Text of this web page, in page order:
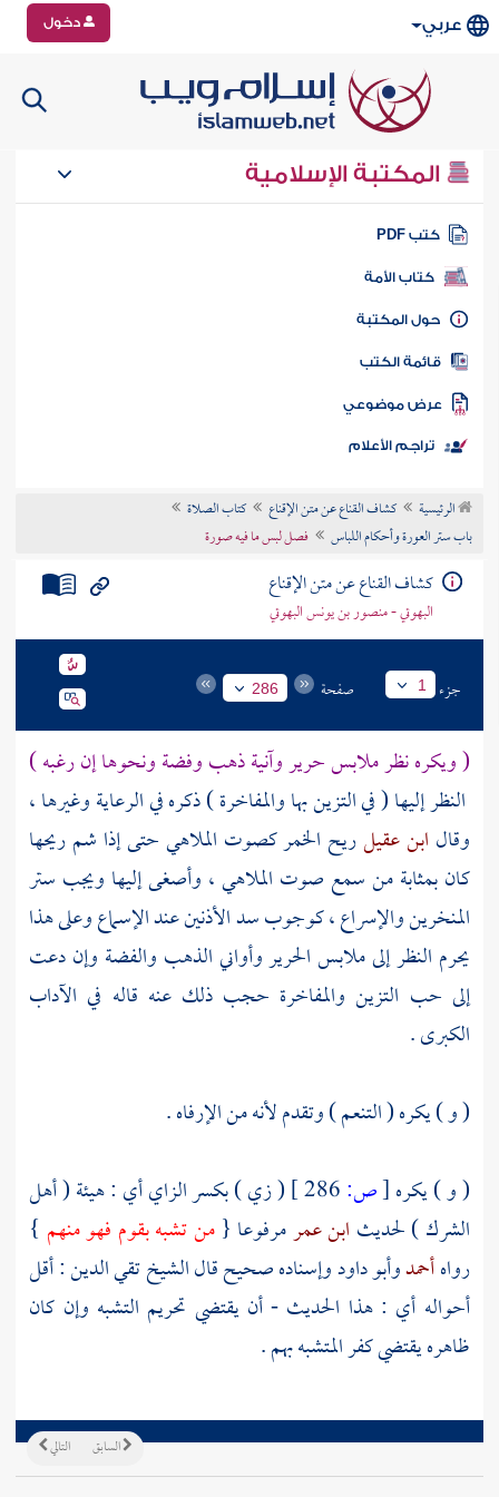
عربي دخول
المكتبة الإسلامية
كتب PDF
كتاب الأمة
المكتبة
الكتب
موضوعي
تراجم الأعلام
الرئيسية كشاف القناع عن متن الإقناع
كتاب الصلاة
باب ستر العورة وأحكام اللباس
فصل لبس ما فيه صورة
كشاف القناع عن متن الإقناع
البهوتي - منصور بن يونس البهوتي
جزء 1 صفحة 286
( ويكره نظر ملابس حرير وآنية ذهب وفضة ونحوها إن رغبه )
النظر إليها ( في التزين بها والمفاخرة ) ذكره في الرعاية وغيرها ،
وقال ابن عقيلريح الخمر كصوت الملاهي حتى إذا شم ريحها
كان بمثابة من سمع صوت الملاهي ، وأصغى إليها ويجب ستر
المنخرين والإسراع ، كوجوب سد الأذنين عند الإسماع وعلى هذا
يحرم النظر إلى ملابس الحرير وأواني الذهب والفضة وإن دعت
إلى حب التزين والمفاخرة حجب ذلك عنه قاله في الآداب
الكبرى .
( و ) يكره ( التنعم ) وتقدم لأنه من الإرفاه .
( و ) يكره[ص:
( زي ) بكسر الزاي أي : هيئة ( أهل
الشرك ) لحديث ابن عمرمرفوعا {من تشبه بقوم فهو منهم }
رواهأحمدوأبو داودوإسناده صحيح قال الشيختقي الدين: أقل
أحواله أي : هذا الحديث - أن يقتضي تحريم التشبه وإن كان
ظاهره يقتضي كفر المتشبه بهم .
التالي السابق